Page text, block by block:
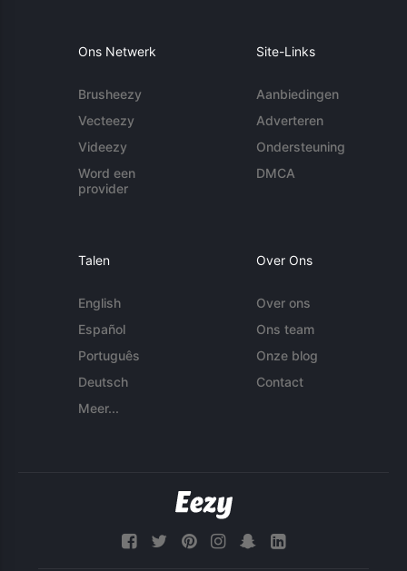
Ons Netwerk
Brusheezy
Vecteezy
Videezy
Word een
provider
Site-Links
Aanbiedingen
Adverteren
Ondersteuning
DMCA
Talen
English
Español
Português
Deutsch
Meer...
Over Ons
Over ons
Ons team
Onze blog
Contact